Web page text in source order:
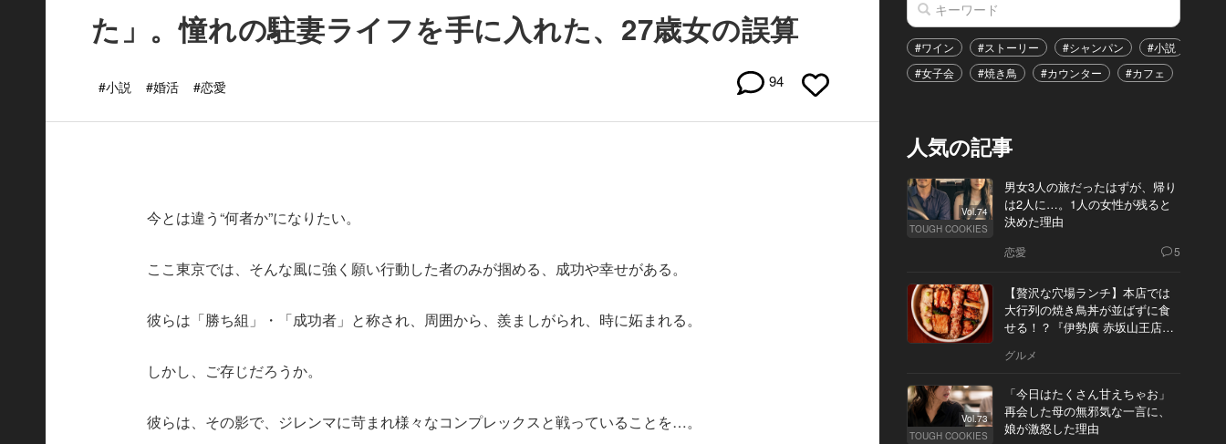
た」。憧れの駐妻ライフを手に入れた、27歳女の誤算
#小説 #婚活 #恋愛 94
今とは違う“何者か”になりたい。
ここ東京では、そんな風に強く願い行動した者のみが掴める、成功や幸せがある。
彼らは「勝ち組」・「成功者」と称され、周囲から、羨ましがられ、時に妬まれる。
しかし、ご存じだろうか。
彼らは、その影で、ジレンマに苛まれ様々なコンプレックスと戦っていることを…。
#ワイン #ストーリー #シャンパン #小説
#女子会
#焼き鳥 #カウンター #カフェ
人気の記事
Vol.74
TOUGH COOKIES
男女3人の旅だったはずが、帰り
は2人に…。1人の女性が残ると
決めた理由
恋愛 5
【贅沢な穴場ランチ】本店では
大行列の焼き鳥丼が並ばずに食
せる！？『伊勢廣 赤坂山王店』
グルメ
Vol.73
TOUGH COOKIES
「今日はたくさん甘えちゃお」
再会した母の無邪気な一言に、
娘が激怒した理由